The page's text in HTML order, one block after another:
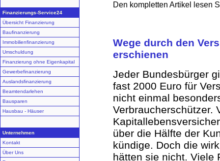
Finanzierungs-Service24
Übersicht Finanzierung
Baufinanzierung
Immobilienfinanzierung
Umschuldung
Finanzierung ohne Eigenkapital
Gewerbefinanzierung
Auslandsfinanzierung
Beamtendarlehen
Bausparen
Hausbau - Häuser
Unternehmen
Kontakt
Über Uns
Den kompletten Artikel lesen
Wege durch den
erschienen
Jeder Bundesbürger
fast 2000 Euro für
nicht einmal
Verbraucherschützer.
über die Hälfte der
kündige. Doch die
hätten sie nicht. Viele